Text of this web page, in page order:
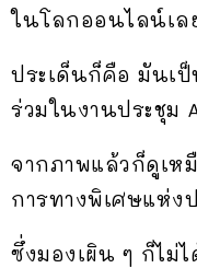
ในโลกออนไลน์เล
ประเด็นก็คือ มันเ
ร่วมในงานประชุม
จากภาพแล้วก็ดูเห
การทางพิเศษแห่ง
ซึ่งมองเผิน ๆ ก็ไม่